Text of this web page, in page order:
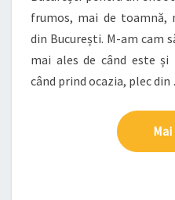
frumos, mai de toamnă,
din București. M-am cam
mai ales de când este și
când prind ocazia, plec